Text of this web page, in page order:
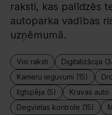
raksti, kas palīdzēs
autoparka vadības
uzņēmumā.
Visi raksti Digitalizācija
Kameru ieguvumi (15)
Ilgtspēja (5)
Kravas auto
Degvielas kontrole (15)